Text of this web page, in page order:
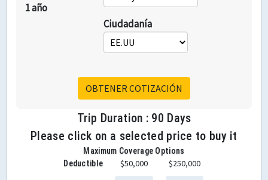
1 año
Ciudadanía
OBTENER COTIZACIÓN
Trip Duration : 90 Days
Please click on a selected price to buy it
Maximum Coverage Options
Deductible
$50,000 $250,000